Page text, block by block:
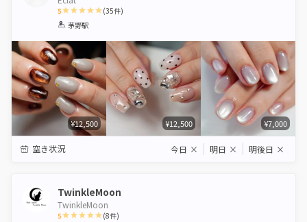
5
1 2 3 4
(35件)
茅野駅
¥12,500 ¥12,500 ¥7,000
空き状況 今日 × 明日 × 明後日 ×
TwinkleMoon
TwinkleMoon
5 (8件)